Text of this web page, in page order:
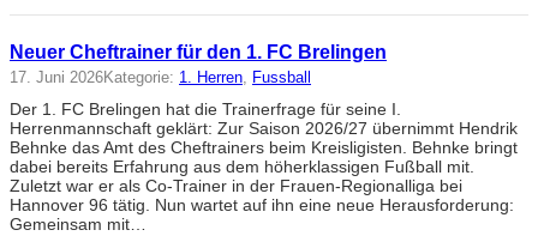
Neuer Cheftrainer für den 1. FC Brelingen
17. Juni 2026Kategorie: 1. Herren, Fussball
Der 1. FC Brelingen hat die Trainerfrage für seine I.
Herrenmannschaft geklärt: Zur Saison 2026/27 übernimmt Hendrik
Behnke das Amt des Cheftrainers beim Kreisligisten. Behnke bringt
dabei bereits Erfahrung aus dem höherklassigen Fußball mit.
Zuletzt war er als Co-Trainer in der Frauen-Regionalliga bei
Hannover 96 tätig. Nun wartet auf ihn eine neue Herausforderung:
Gemeinsam mit…